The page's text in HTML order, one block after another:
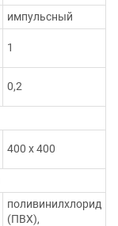
импульсный
1
0,2
400 х 400
поливинилхлорид
(ПВХ),